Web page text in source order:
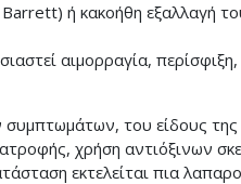
ή κακοήθη εξαλλαγή
αιμορραγία,
του είδους
χρήση αντιόξινων
εκτελείται πια